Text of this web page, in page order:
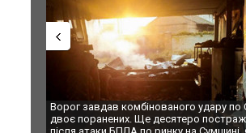
Ворог завдав комбінованого удару по
двоє поранених. Ще десятеро